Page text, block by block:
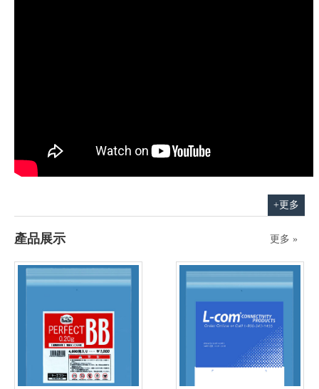
+更多
產品展示 更多 »